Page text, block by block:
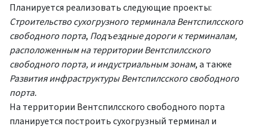
Планируется реализовать следующие проекты:
Строительство сухогрузного терминала Вентспилсского
свободного порта, Подъездные дороги к терминалам,
расположенным на территории Вентспилсского
свободного порта, и индустриальным зонам, а также
Развития инфраструктуры Вентспилсского свободного
порта.
На территории Вентспилсского свободного порта
планируется построить сухогрузный терминал и